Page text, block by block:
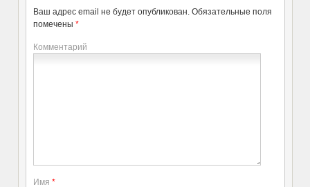
Ваш адрес email не будет опубликован. Обязательные поля
помечены *
Комментарий
Имя *